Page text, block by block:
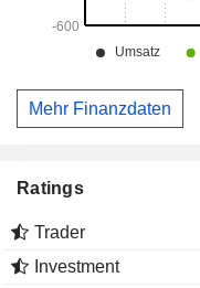
Mehr Finanzdaten
Ratings
Trader
Investment